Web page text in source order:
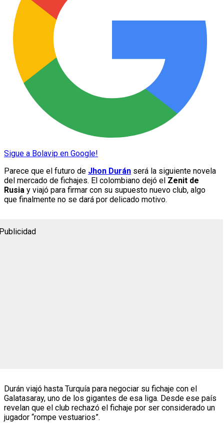
Sigue a Bolavip en Google!
Parece que el futuro de Jhon Durán será la siguiente novela
del mercado de fichajes. El colombiano dejó el Zenit de
Rusia y viajó para firmar con su supuesto nuevo club, algo
que finalmente no se dará por delicado motivo.
Durán viajó hasta Turquía para negociar su fichaje con el
Galatasaray, uno de los gigantes de esa liga. Desde ese país
revelan que el club rechazó el fichaje por ser considerado un
jugador “rompe vestuarios”.